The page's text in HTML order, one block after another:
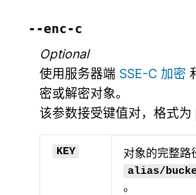
--enc-c
Optional
使用服务器端 SSE-C 加密
密或解密对象。
该参数接受键值对，格式为
KEY 对象的完整路
alias/
。